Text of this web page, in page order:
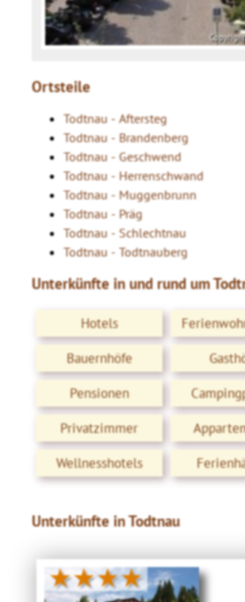
Ortsteile
Todtnau - Aftersteg
Todtnau - Brandenberg
Todtnau - Geschwend
Todtnau - Herrenschwand
Todtnau - Muggenbrunn
Todtnau - Präg
Todtnau - Schlechtnau
Todtnau - Todtnauberg
Unterkünfte in und rund um
Hotels
Bauernhöfe
Pensionen
Privatzimmer
Wellnesshotels
Unterkünfte in Todtnau
★★★★